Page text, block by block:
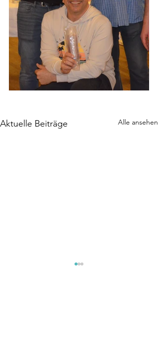
Aktuelle Beiträge Alle ansehen